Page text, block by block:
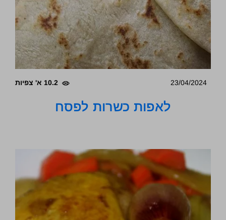
23/04/2024 10.2 א' צפיות
לאפות כשרות לפסח